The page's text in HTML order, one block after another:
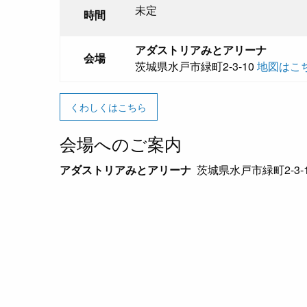
時間 未定
会場
アダストリアみとアリーナ
茨城県水戸市緑町2-3-10 地図はこ
くわしくはこちら
会場へのご案内
アダストリアみとアリーナ 茨城県水戸市緑町2-3-